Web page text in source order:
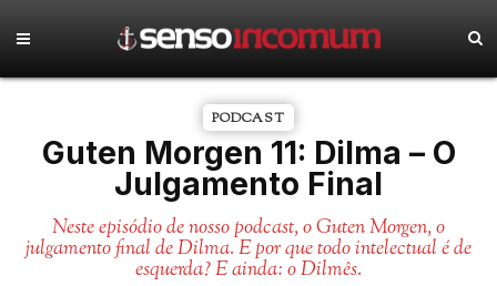
PODCAST
Guten Morgen 11: Dilma – O
Julgamento Final
Neste episódio de nosso podcast, o Guten Morgen, o
julgamento final de Dilma. E por que todo intelectual é de
esquerda? E ainda: o Dilmês.